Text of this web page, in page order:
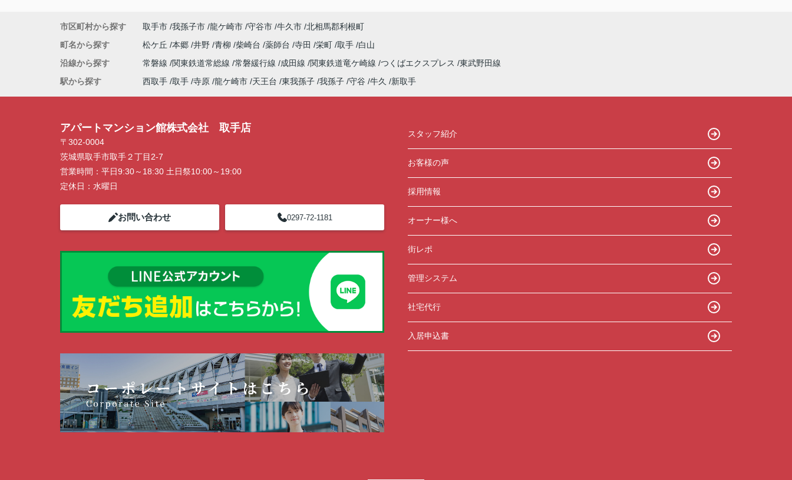
市区町村から探す 取手市 我孫子市 龍ケ崎市 守谷市 牛久市 北相馬郡利根町
町名から探す
松ケ丘 本郷 井野 青柳 柴崎台 薬師台 寺田 栄町 取手 白山
沿線から探す
常磐線 関東鉄道常総線 常磐緩行線 成田線 関東鉄道竜ケ崎線 つくばエクスプレス
東武野田線
駅から探す
西取手 取手 寺原 龍ケ崎市 天王台 東我孫子 我孫子 守谷 牛久 新取手
アパートマンション館株式会社 取手店
〒302-0004
茨城県取手市取手２丁目2-7
営業時間： 平日9:30～18:30 土日祭10:00～19:00
定休日： 水曜日
お問い合わせ 0297-72-1181
スタッフ紹介
お客様の声
採用情報
オーナー様へ
街レポ
管理システム
社宅代行
入居申込書